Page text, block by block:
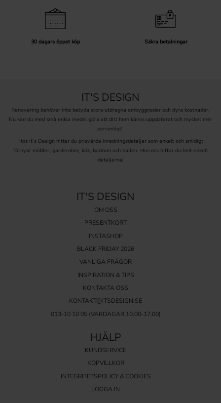
30 dagars öppet köp Säkra betalningar
IT'S DESIGN
Renovering behöver inte betyda stora utdragna ombyggnader och dyra kostnader.
Nu kan du med små enkla medel göra att ditt hem känns uppdaterat och mycket mer
personligt!
Hos It’s Design hittar du prisvärda inredningsdetaljer som enkelt och smidigt
förnyar möbler, garderober, kök, badrum och hallen. Hos oss hittar du helt enkelt
detaljerna!
IT'S DESIGN
OM OSS
PRESENTKORT
INSTASHOP
BLACK FRIDAY 2026
VANLIGA FRÅGOR
INSPIRATION & TIPS
KONTAKTA OSS
KONTAKT@ITSDESIGN.SE
013-10 10 05(VARDAGAR 10.00-17.00)
HJÄLP
KUNDSERVICE
KÖPVILLKOR
INTEGRITETSPOLICY & COOKIES
LOGGA IN